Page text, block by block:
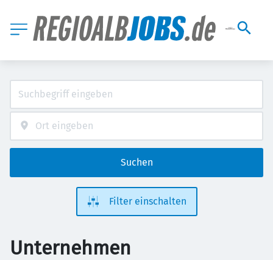
Suchen
Filter einschalten
Unternehmen